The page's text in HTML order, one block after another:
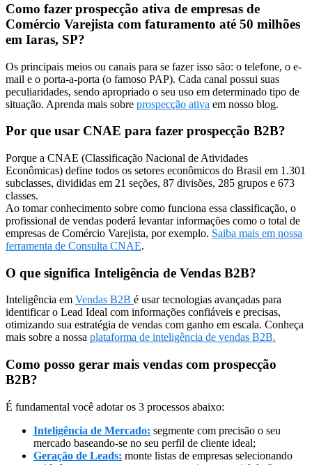
Como fazer prospecção ativa de empresas de
Comércio Varejista com faturamento até 50 milhões
em Iaras, SP?
Os principais meios ou canais para se fazer isso são: o telefone, o e-
mail e o porta-a-porta (o famoso PAP). Cada canal possui suas
peculiaridades, sendo apropriado o seu uso em determinado tipo de
situação. Aprenda mais sobre prospecção ativa em nosso blog.
Por que usar CNAE para fazer prospecção B2B?
Porque a CNAE (Classificação Nacional de Atividades
Econômicas) define todos os setores econômicos do Brasil em 1.301
subclasses, divididas em 21 seções, 87 divisões, 285 grupos e 673
classes.
Ao tomar conhecimento sobre como funciona essa classificação, o
profissional de vendas poderá levantar informações como o total de
empresas de Comércio Varejista, por exemplo. Saiba mais em nossa
ferramenta de Consulta CNAE.
O que significa Inteligência de Vendas B2B?
Inteligência em Vendas B2B é usar tecnologias avançadas para
identificar o Lead Ideal com informações confiáveis e precisas,
otimizando sua estratégia de vendas com ganho em escala. Conheça
mais sobre a nossa plataforma de inteligência de vendas B2B.
Como posso gerar mais vendas com prospecção
B2B?
É fundamental você adotar os 3 processos abaixo:
Inteligência de Mercado: segmente com precisão o seu
mercado baseando-se no seu perfil de cliente ideal;
Geração de Leads: monte listas de empresas selecionando